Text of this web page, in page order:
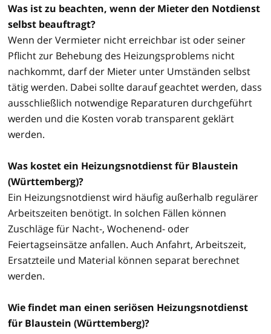
Was ist zu beachten, wenn der Mieter den Notdienst
selbst beauftragt?
Wenn der Vermieter nicht erreichbar ist oder seiner
Pflicht zur Behebung des Heizungsproblems nicht
nachkommt, darf der Mieter unter Umständen selbst
tätig werden. Dabei sollte darauf geachtet werden, dass
ausschließlich notwendige Reparaturen durchgeführt
werden und die Kosten vorab transparent geklärt
werden.
Was kostet ein Heizungsnotdienst für Blaustein
(Württemberg)?
Ein Heizungsnotdienst wird häufig außerhalb regulärer
Arbeitszeiten benötigt. In solchen Fällen können
Zuschläge für Nacht-, Wochenend- oder
Feiertagseinsätze anfallen. Auch Anfahrt, Arbeitszeit,
Ersatzteile und Material können separat berechnet
werden.
Wie findet man einen seriösen Heizungsnotdienst
für Blaustein (Württemberg)?